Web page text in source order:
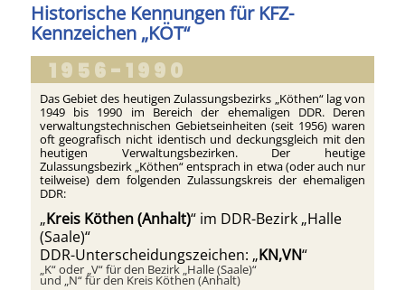
Historische Kennungen für KFZ-
Kennzeichen „KÖT“
1956-1990
Das Gebiet des heutigen Zulassungsbezirks „Köthen“ lag von
1949 bis 1990 im Bereich der ehemaligen DDR. Deren
verwaltungstechnischen Gebietseinheiten (seit 1956) waren
oft geografisch nicht identisch und deckungsgleich mit den
heutigen Verwaltungsbezirken. Der heutige
Zulassungsbezirk „Köthen“ entsprach in etwa (oder auch nur
teilweise) dem folgenden Zulassungskreis der ehemaligen
DDR:
„Kreis Köthen (Anhalt)“ im DDR-Bezirk „Halle
(Saale)“
DDR-Unterscheidungszeichen: „KN,VN“
„K“ oder „V“ für den Bezirk „Halle (Saale)“
und „N“ für den Kreis Köthen (Anhalt)